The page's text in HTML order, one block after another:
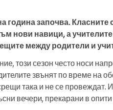
година започва.
нови навици, а
между родители и
този сезон често носи
звънят по време на
така и не се провеждат.
вечери, прекарани в